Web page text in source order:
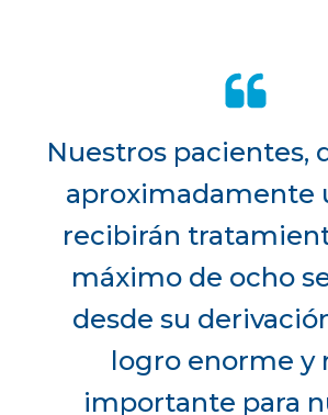
Nuestros pacientes,
aproximadamente
recibirán
máximo de ocho
desde su
logro enorme y
importante para